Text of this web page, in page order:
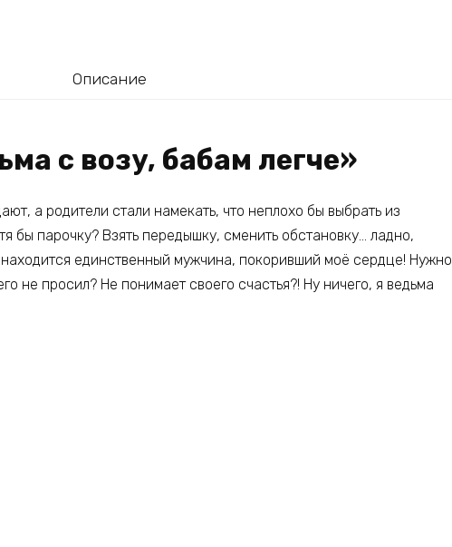
Описание
с возу, бабам легче»
а родители стали намекать, что неплохо бы выбрать из
бы парочку? Взять передышку, сменить обстановку… ладно,
единственный мужчина, покоривший моё сердце! Нужно
не просил? Не понимает своего счастья?! Ну ничего, я ведьма